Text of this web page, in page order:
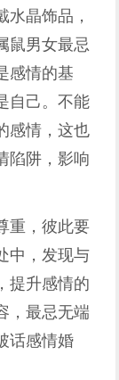
晶饰品，
鼠男女最忌
感情的基
自己。不能
感情，这也
陷阱，影响
重，彼此要
中，发现与
提升感情的
，最忌无端
话感情婚